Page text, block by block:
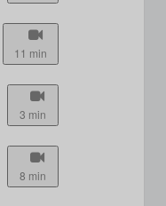
11 min
3 min
8 min